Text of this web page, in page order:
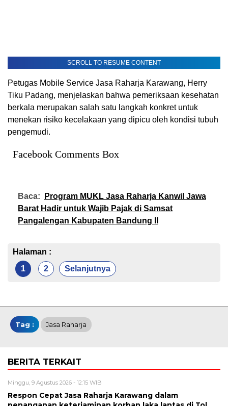
SCROLL TO RESUME CONTENT
Petugas Mobile Service Jasa Raharja Karawang, Herry
Tiku Padang, menjelaskan bahwa pemeriksaan kesehatan
berkala merupakan salah satu langkah konkret untuk
menekan risiko kecelakaan yang dipicu oleh kondisi tubuh
pengemudi.
Facebook Comments Box
Baca:
Program MUKL Jasa Raharja Kanwil Jawa
Barat Hadir untuk Wajib Pajak di Samsat
Pangalengan Kabupaten Bandung II
Halaman :
1
2 Selanjutnya
Tag : Jasa Raharja
BERITA TERKAIT
Minggu, 9 Agustus 2026 - 12:15 WIB
Respon Cepat Jasa Raharja Karawang dalam